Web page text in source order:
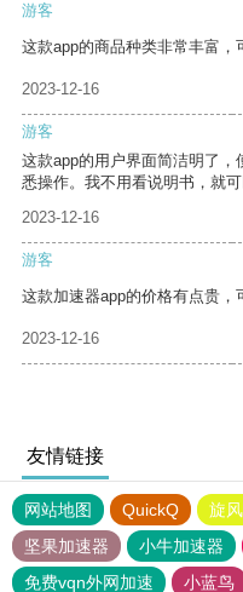
游客
这款app的商品种类非常丰富，
2023-12-16
游客
这款app的用户界面简洁明了
悉操作。我不用看说明书，就可
2023-12-16
游客
这款加速器app的价格有点贵，
2023-12-16
友情链接
网站地图 QuickQ 旋
坚果加速器
小牛加速器
免费vqn外网加速
小蓝鸟